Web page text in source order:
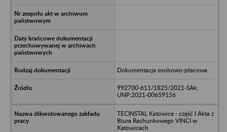
Dokumentacja osobowo-płacowa
992700-611/1825/2021-SAk;
UNP:2021-00659156
TECINSTAL Katowice - część I Akta z
Biura Rachunkowego VINCI w
Katowicach